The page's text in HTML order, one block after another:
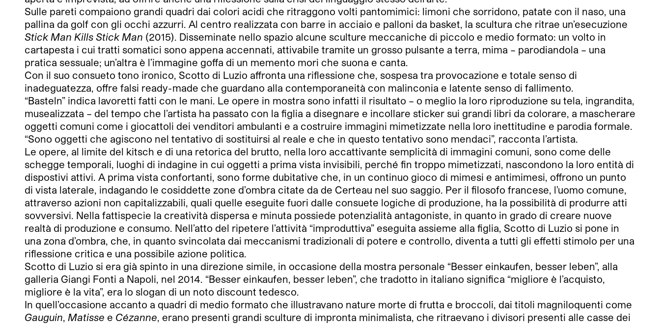
Sulle pareti compaiono grandi quadri dai colori acidi che ritraggono volti pantomimici: limoni che sorridono, patate con il naso, una
pallina da golf con gli occhi azzurri. Al centro realizzata con barre in acciaio e palloni da basket, la scultura che ritrae un’esecuzione
Stick Man Kills Stick Man (2015). Disseminate nello spazio alcune sculture meccaniche di piccolo e medio formato: un volto in
cartapesta i cui tratti somatici sono appena accennati, attivabile tramite un grosso pulsante a terra, mima – parodiandola – una
pratica sessuale; un’altra è l’immagine goffa di un memento mori che suona e canta.
Con il suo consueto tono ironico, Scotto di Luzio affronta una riflessione che, sospesa tra provocazione e totale senso di
inadeguatezza, offre falsi ready-made che guardano alla contemporaneità con malinconia e latente senso di fallimento.
“Basteln” indica lavoretti fatti con le mani. Le opere in mostra sono infatti il risultato – o meglio la loro riproduzione su tela, ingrandita,
musealizzata – del tempo che l’artista ha passato con la figlia a disegnare e incollare sticker sui grandi libri da colorare, a mascherare
oggetti comuni come i giocattoli dei venditori ambulanti e a costruire immagini mimetizzate nella loro inettitudine e parodia formale.
“Sono oggetti che agiscono nel tentativo di sostituirsi al reale e che in questo tentativo sono mendaci”, racconta l’artista.
Le opere, al limite del kitsch e di una retorica del brutto, nella loro accattivante semplicità di immagini comuni, sono come delle
schegge temporali, luoghi di indagine in cui oggetti a prima vista invisibili, perché fin troppo mimetizzati, nascondono la loro entità di
dispostivi attivi. A prima vista confortanti, sono forme dubitative che, in un continuo gioco di mimesi e antimimesi, offrono un punto
di vista laterale, indagando le cosiddette zone d’ombra citate da de Certeau nel suo saggio. Per il filosofo francese, l’uomo comune,
attraverso azioni non capitalizzabili, quali quelle eseguite fuori dalle consuete logiche di produzione, ha la possibilità di produrre atti
sovversivi. Nella fattispecie la creatività dispersa e minuta possiede potenzialità antagoniste, in quanto in grado di creare nuove
realtà di produzione e consumo. Nell’atto del ripetere l’attività “improduttiva” eseguita assieme alla figlia, Scotto di Luzio si pone in
una zona d’ombra, che, in quanto svincolata dai meccanismi tradizionali di potere e controllo, diventa a tutti gli effetti stimolo per una
riflessione critica e una possibile azione politica.
Scotto di Luzio si era già spinto in una direzione simile, in occasione della mostra personale “Besser einkaufen, besser leben”, alla
galleria Giangi Fonti a Napoli, nel 2014. “Besser einkaufen, besser leben”, che tradotto in italiano significa “migliore è l’acquisto,
migliore è la vita”, era lo slogan di un noto discount tedesco.
In quell’occasione accanto a quadri di medio formato che illustravano nature morte di frutta e broccoli, dai titoli magniloquenti come
Gauguin, Matisse e Cézanne, erano presenti grandi sculture di impronta minimalista, che ritraevano i divisori presenti alle casse dei